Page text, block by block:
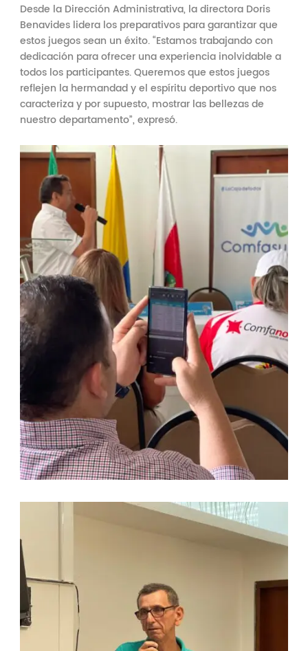
Desde la Dirección Administrativa, la directora Doris
Benavides lidera los preparativos para garantizar que
estos juegos sean un éxito. “Estamos trabajando con
dedicación para ofrecer una experiencia inolvidable a
todos los participantes. Queremos que estos juegos
reflejen la hermandad y el espíritu deportivo que nos
caracteriza y por supuesto, mostrar las bellezas de
nuestro departamento”, expresó.